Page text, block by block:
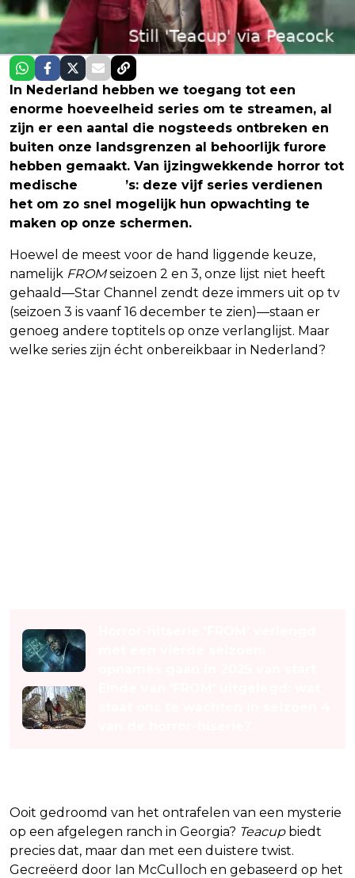
In Nederland hebben we toegang tot een
enorme hoeveelheid series om te streamen, al
zijn er een aantal die nogsteeds ontbreken en
buiten onze landsgrenzen al behoorlijk furore
hebben gemaakt. Van ijzingwekkende horror tot
medische
’s: deze vijf series verdienen
het om zo snel mogelijk hun opwachting te
maken op onze schermen.
Hoewel de meest voor de hand liggende keuze,
namelijk FROMseizoen 2 en 3, onze lijst niet heeft
gehaald—Star Channel zendt deze immers uit op tv
(seizoen 3 is vaanf 16 december te zien)—staan er
genoeg andere toptitels op onze verlanglijst. Maar
welke series zijn écht onbereikbaar in Nederland?
Ooit gedroomd van het ontrafelen van een mysterie
op een afgelegen ranch in Georgia? Teacupbiedt
precies dat, maar dan met een duistere twist.
Gecreëerd door Ian McCulloch en gebaseerd op het